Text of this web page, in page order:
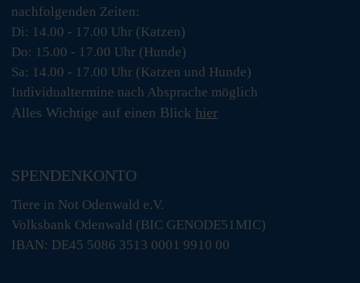
nachfolgenden Zeiten:
Di: 14.00 - 17.00 Uhr (Katzen)
Do: 15.00 - 17.00 Uhr (Hunde)
Sa: 14.00 - 17.00 Uhr (Katzen und Hunde)
Individualtermine nach Absprache möglich
Alles Wichtige auf einen Blick hier
SPENDENKONTO
Tiere in Not Odenwald e.V.
Volksbank Odenwald (BIC GENODE51MIC)
IBAN: DE45 5086 3513 0001 9910 00